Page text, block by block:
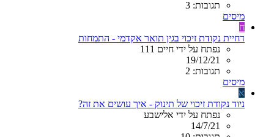
תגובות: 3
מיסים
ח
דחיית נקודת זיכוי בגין תואר אקדמי - התמחות
נפתח על ידי חיים 111
19/12/21
תגובות: 2
מיסים
א
ניוד נקודת זיכוי של תינוק - איך עושים את זה?
נפתח על ידי אלישבע
14/7/21